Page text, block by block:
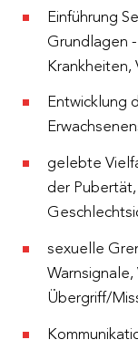
Einführung
Grundlagen
Krankheiten,
Entwicklung
gelebte
der
sexuelle
Übergriff/